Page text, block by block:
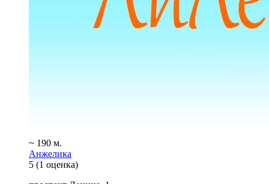
~ 190 м.
Анжелика
5 (1 оценка)